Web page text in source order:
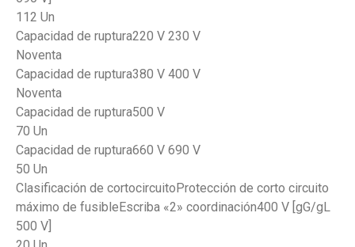
112 Un
Capacidad de ruptura220 V 230 V
Noventa
Capacidad de ruptura380 V 400 V
Noventa
Capacidad de ruptura500 V
70 Un
Capacidad de ruptura660 V 690 V
50 Un
Clasificación de cortocircuitoProtección de corto circuito
máximo de fusibleEscriba «2» coordinación400 V [gG/gL
500 V]